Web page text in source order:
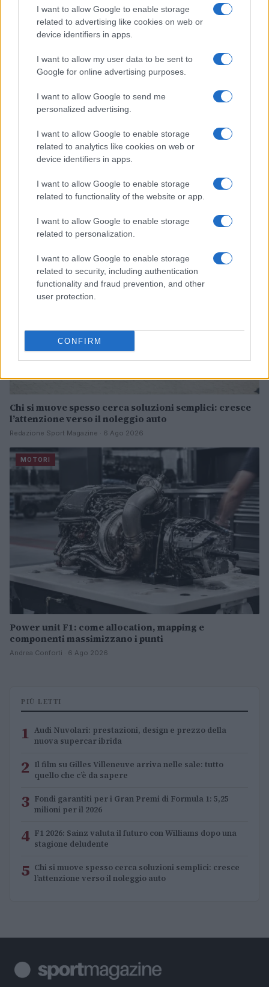
I want to allow Google to enable storage
related to advertising like cookies on web or
device identifiers in apps.
I want to allow my user data to be sent to
Google for online advertising purposes.
I want to allow Google to send me
personalized advertising.
I want to allow Google to enable storage
related to analytics like cookies on web or
device identifiers in apps.
I want to allow Google to enable storage
related to functionality of the website or app.
I want to allow Google to enable storage
related to personalization.
I want to allow Google to enable storage
related to security, including authentication
functionality and fraud prevention, and other
user protection.
CONFIRM
MOTORI
Range extender auto: differenze con full hybrid e
plug-in
Chi si muove spesso cerca soluzioni semplici: cresce
l’attenzione verso il noleggio auto
Redazione Sport Magazine · 6 Ago 2026
MOTORI
Power unit F1: come allocation, mapping e
componenti massimizzano i punti
Andrea Conforti · 6 Ago 2026
PIÙ LETTI
1 Audi Nuvolari: prestazioni, design e prezzo della
nuova supercar ibrida
2 Il film su Gilles Villeneuve arriva nelle sale: tutto
quello che c’è da sapere
3 Fondi garantiti per i Gran Premi di Formula 1: 5,25
milioni per il 2026
4 F1 2026: Sainz valuta il futuro con Williams dopo una
stagione deludente
5 Chi si muove spesso cerca soluzioni semplici: cresce
l’attenzione verso il noleggio auto